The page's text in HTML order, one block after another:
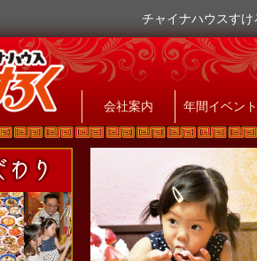
チャイナハウスす
会社案内 年間イベン